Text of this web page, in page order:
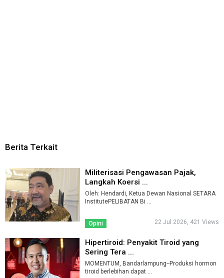
Berita Terkait
Militerisasi Pengawasan Pajak,
Langkah Koersi ...
Oleh: Hendardi, Ketua Dewan Nasional SETARA
InstitutePELIBATAN Bi ...
Opini 22 Jul 2026, 421 Views
Hipertiroid: Penyakit Tiroid yang
Sering Tera ...
MOMENTUM, Bandarlampung--Produksi hormon